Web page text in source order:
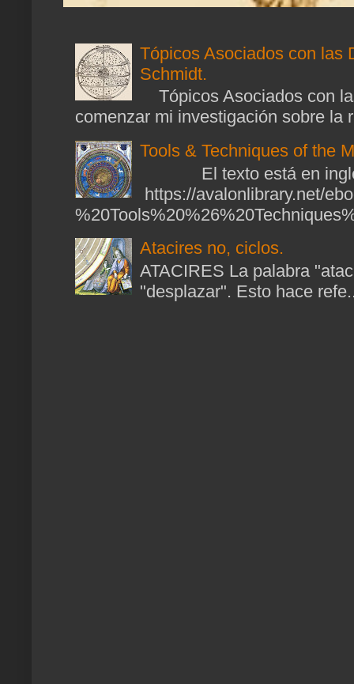
Tópicos Asociados con las
Schmidt.
Tópicos Asociados con
comenzar mi investigación sobre la
Tools & Techniques of the
El texto está en
https://avalonlibrary.net/
Atacires no, ciclos.
ATACIRES La palabra
"desplazar". Esto hace